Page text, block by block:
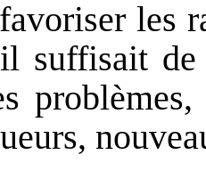
les
suffisait